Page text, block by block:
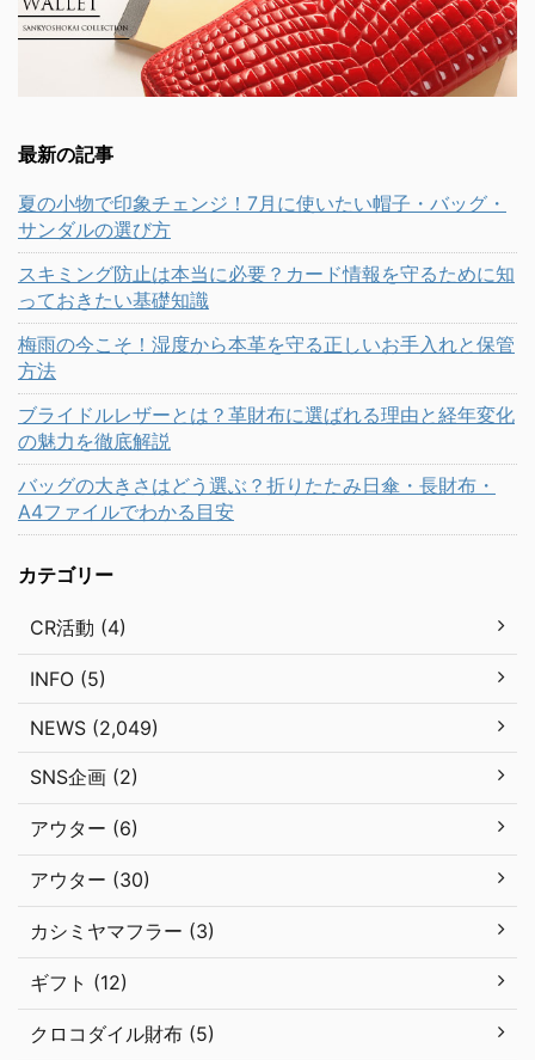
最新の記事
夏の小物で印象チェンジ！7月に使いたい帽子・バッグ・
サンダルの選び方
スキミング防止は本当に必要？カード情報を守るために知
っておきたい基礎知識
梅雨の今こそ！湿度から本革を守る正しいお手入れと保管
方法
ブライドルレザーとは？革財布に選ばれる理由と経年変化
の魅力を徹底解説
バッグの大きさはどう選ぶ？折りたたみ日傘・長財布・
A4ファイルでわかる目安
カテゴリー
CR活動 (4)
INFO (5)
NEWS (2,049)
SNS企画 (2)
アウター (6)
アウター (30)
カシミヤマフラー (3)
ギフト (12)
クロコダイル財布 (5)